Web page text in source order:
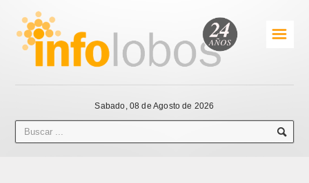
☰
Sabado, 08 de Agosto de 2026